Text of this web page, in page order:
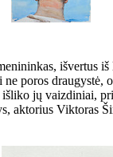
išvertus
poros
jų vaizdiniai,
Viktoras